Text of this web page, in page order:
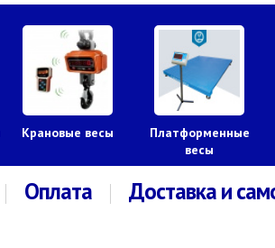
Крановые весы
Платформенные
весы
Оплата Доставка и